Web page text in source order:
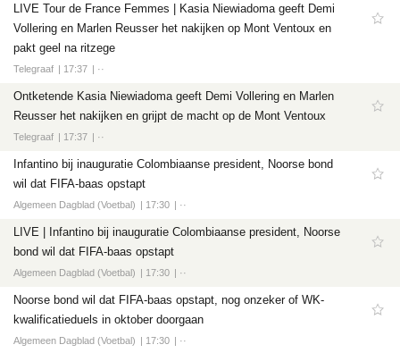
LIVE Tour de France Femmes | Kasia Niewiadoma geeft Demi
Vollering en Marlen Reusser het nakijken op Mont Ventoux en
pakt geel na ritzege
Telegraaf 17:37 ··
Ontketende Kasia Niewiadoma geeft Demi Vollering en Marlen
Reusser het nakijken en grijpt de macht op de Mont Ventoux
Telegraaf 17:37 ··
Infantino bij inauguratie Colombiaanse president, Noorse bond
wil dat FIFA-baas opstapt
Algemeen Dagblad (Voetbal) 17:30 ··
LIVE | Infantino bij inauguratie Colombiaanse president, Noorse
bond wil dat FIFA-baas opstapt
Algemeen Dagblad (Voetbal) 17:30 ··
Noorse bond wil dat FIFA-baas opstapt, nog onzeker of WK-
kwalificatieduels in oktober doorgaan
Algemeen Dagblad (Voetbal) 17:30 ··